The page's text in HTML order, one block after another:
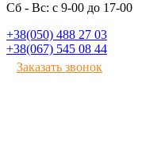
Сб - Вс: с 9-00 до 17-00
+38(050) 488 27 03
+38(067) 545 08 44
Заказать звонок